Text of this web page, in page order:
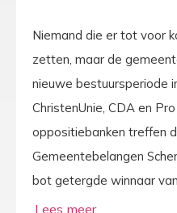
Niemand die er tot voor
zetten, maar de
nieuwe bestuursperiode
ChristenUnie, CDA en
oppositiebanken treffen
Gemeentebelangen
bot getergde winnaar